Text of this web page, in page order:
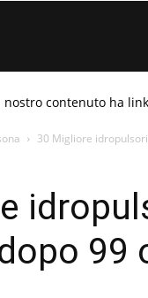
nostro contenuto ha
30 Migliore
99